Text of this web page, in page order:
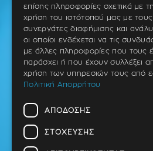
Περαία
Καλαμαριά
Πανόραμα
Χαριλάου
Ταβάκη – Θ. Λίτσα 10 (γωνία),
Θέρμη – Θεσσαλονίκη
T.K 57001
επίσης πληροφορίες σχετικά με τη
χρήση του ιστότοπού μας με τους
συνεργάτες διαφήμισης και
οι οποίοι ενδέχεται να τις
με άλλες πληροφορίες που τους
παράσχει ή που έχουν συλλέξει
χρήση των υπηρεσιών τους από
Πολιτική Απορρήτου
ΑΠΌΔΟΣΗΣ
ΣΤΌΧΕΥΣΗΣ